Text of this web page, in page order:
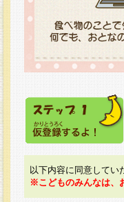
以下内容に同意してい
※こどものみんなは、